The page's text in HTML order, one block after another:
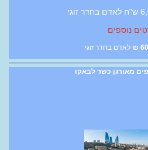
נוספים
₪ לאדם בחדר זוגי
מאורגן כשר לבאקו